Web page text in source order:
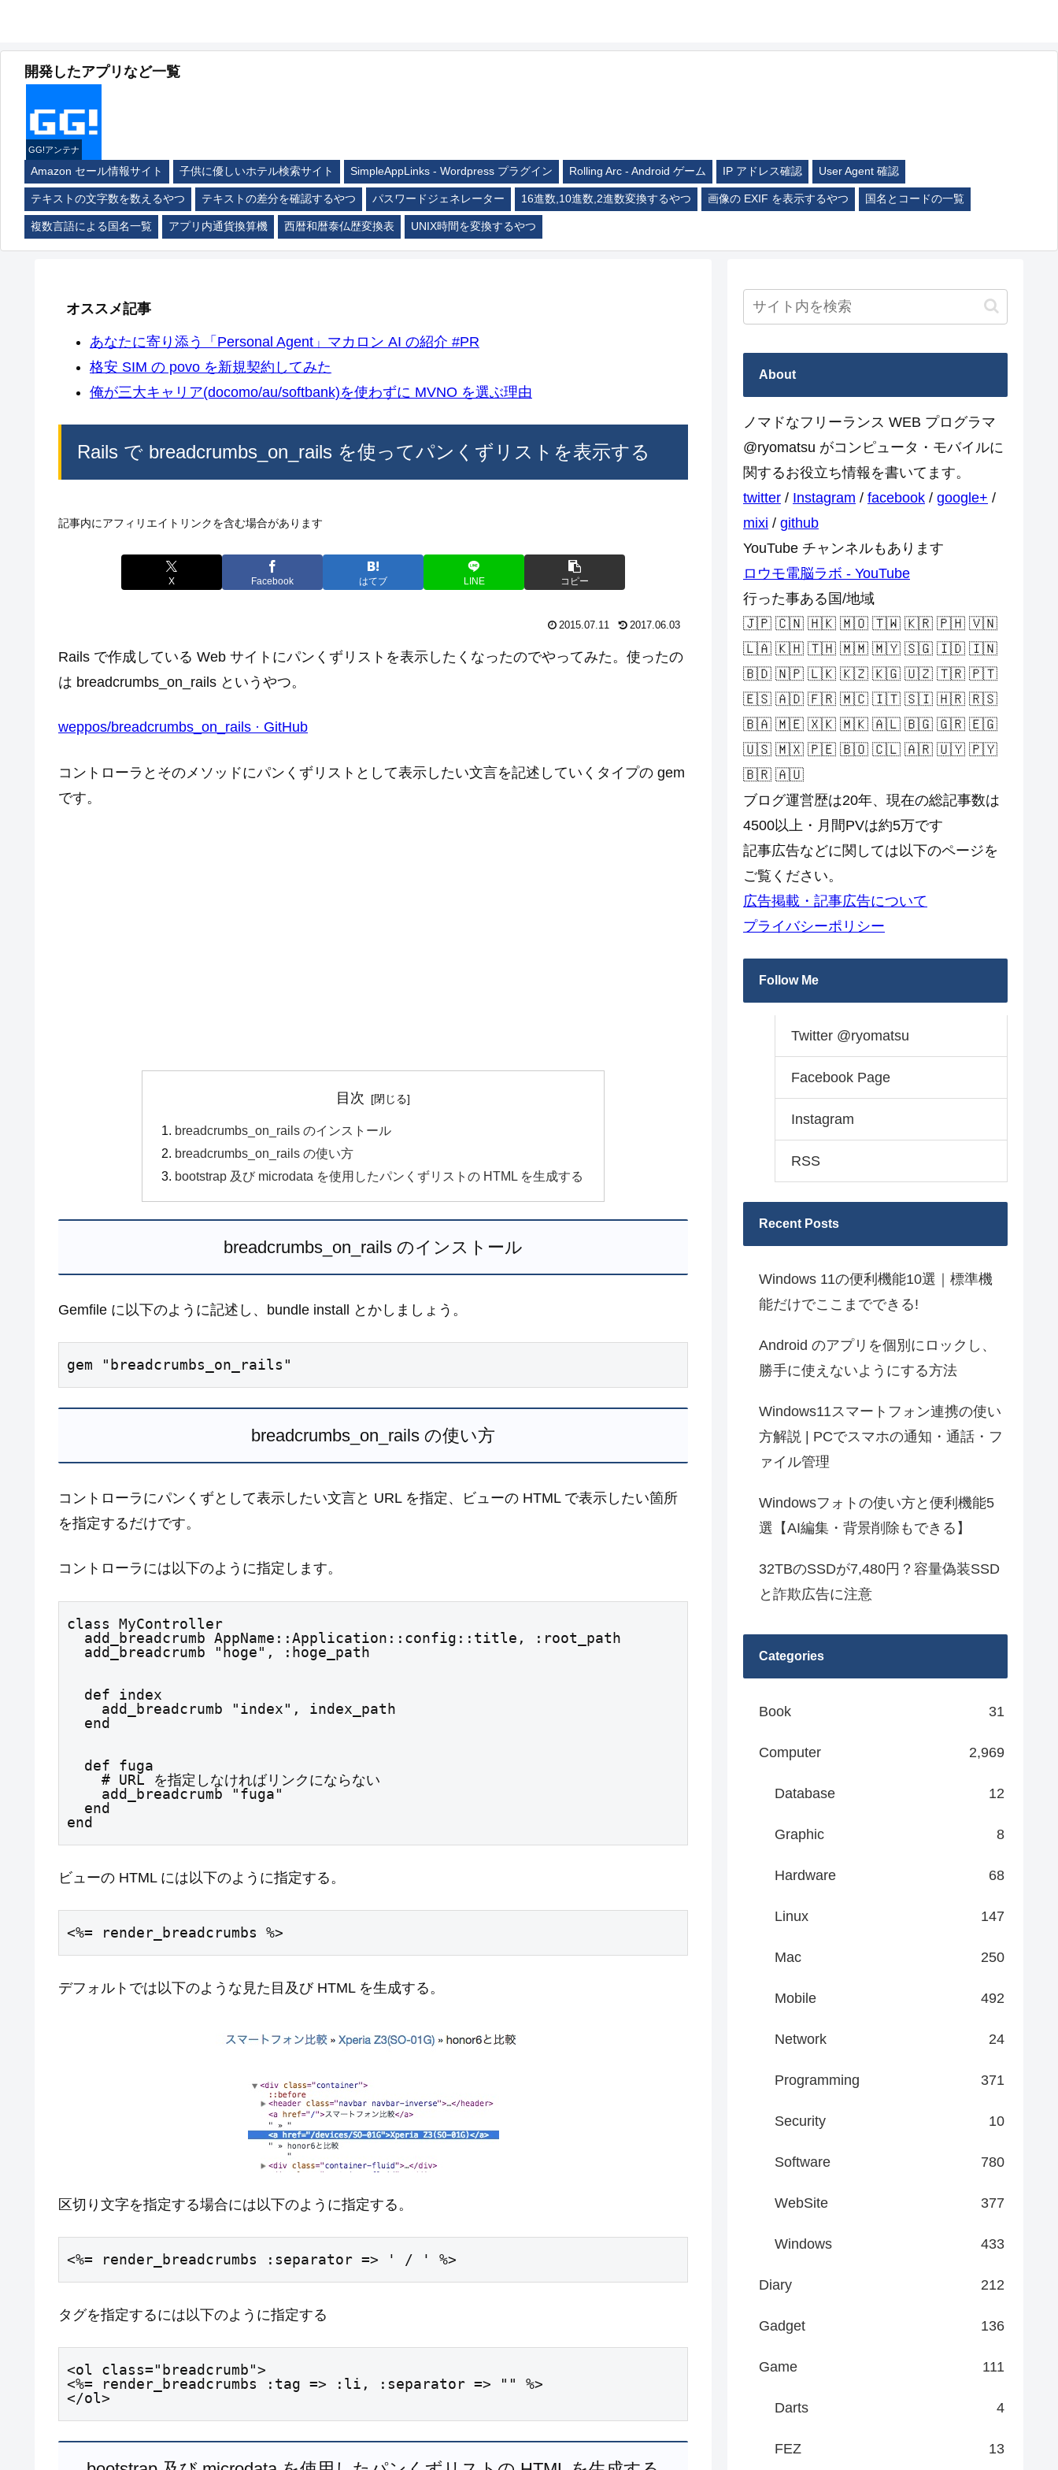
開発したアプリなど一覧
GG!アンテナ
Amazon セール情報サイト 子供に優しいホテル検索サイト SimpleAppLinks - Wordpress プラグイン Rolling Arc - Android ゲーム IP アドレス確認 User Agent 確認
テキストの文字数を数えるやつ テキストの差分を確認するやつ パスワードジェネレーター 16進数,10進数,2進数変換するやつ 画像の EXIF を表示するやつ 国名とコードの一覧
複数言語による国名一覧 アプリ内通貨換算機 西暦和暦泰仏歴変換表 UNIX時間を変換するやつ
オススメ記事
あなたに寄り添う「Personal Agent」マカロン AI の紹介 #PR
格安 SIM の povo を新規契約してみた
俺が三大キャリア(docomo/au/softbank)を使わずに MVNO を選ぶ理由
Rails で breadcrumbs_on_rails を使ってパンくずリストを表示する
記事内にアフィリエイトリンクを含む場合があります
X Facebook はてブ LINE コピー
2015.07.11 2017.06.03
Rails で作成している Web サイトにパンくずリストを表示したくなったのでやってみた。使ったの
は breadcrumbs_on_rails というやつ。
weppos/breadcrumbs_on_rails · GitHub
コントローラとそのメソッドにパンくずリストとして表示したい文言を記述していくタイプの gem
です。
目次
breadcrumbs_on_rails のインストール
breadcrumbs_on_rails の使い方
bootstrap 及び microdata を使用したパンくずリストの HTML を生成する
breadcrumbs_on_rails のインストール
Gemfile に以下のように記述し、bundle install とかしましょう。
gem "breadcrumbs_on_rails"
breadcrumbs_on_rails の使い方
コントローラにパンくずとして表示したい文言と URL を指定、ビューの HTML で表示したい箇所
を指定するだけです。
コントローラには以下のように指定します。
class MyController
  add_breadcrumb "hoge", :hoge_path
  end
end
ビューの HTML には以下のように指定する。
<%= render_breadcrumbs %>
デフォルトでは以下のような見た目及び HTML を生成する。
区切り文字を指定する場合には以下のように指定する。
<%= render_breadcrumbs :separator => ' / ' %>
タグを指定するには以下のように指定する
<ol class="breadcrumb">
<%= render_breadcrumbs :tag => :li, :separator => "" %>
</ol>
About
ノマドなフリーランス WEB プログラマ
@ryomatsu がコンピュータ・モバイルに
関するお役立ち情報を書いてます。
twitter / Instagram / facebook / google+ /
mixi / github
YouTube チャンネルもあります
ロウモ電脳ラボ - YouTube
行った事ある国/地域
🇯🇵 🇨🇳 🇭🇰 🇲🇴 🇹🇼 🇰🇷 🇵🇭 🇻🇳
🇱🇦 🇰🇭 🇹🇭 🇲🇲 🇲🇾 🇸🇬 🇮🇩 🇮🇳
🇧🇩 🇳🇵 🇱🇰 🇰🇿 🇰🇬 🇺🇿 🇹🇷 🇵🇹
🇪🇸 🇦🇩 🇫🇷 🇲🇨 🇮🇹 🇸🇮 🇭🇷 🇷🇸
🇧🇦 🇲🇪 🇽🇰 🇲🇰 🇦🇱 🇧🇬 🇬🇷 🇪🇬
🇺🇸 🇲🇽 🇵🇪 🇧🇴 🇨🇱 🇦🇷 🇺🇾 🇵🇾
🇧🇷 🇦🇺
ブログ運営歴は20年、現在の総記事数は
4500以上・月間PVは約5万です
記事広告などに関しては以下のページを
ご覧ください。
広告掲載・記事広告について
プライバシーポリシー
Follow Me
Twitter @ryomatsu
Facebook Page
Instagram
RSS
Recent Posts
Windows 11の便利機能10選｜標準機
能だけでここまでできる!
Android のアプリを個別にロックし、
勝手に使えないようにする方法
Windows11スマートフォン連携の使い
方解説 | PCでスマホの通知・通話・フ
ァイル管理
Windowsフォトの使い方と便利機能5
選【AI編集・背景削除もできる】
32TBのSSDが7,480円？容量偽装SSD
と詐欺広告に注意
Categories
Book 31
Computer 2,969
Database 12
Graphic 8
Hardware 68
Linux 147
Mac 250
Mobile 492
Network 24
Programming 371
Security 10
Software 780
WebSite 377
Windows 433
Diary 212
Gadget 136
Game 111
Darts 4
FEZ 13